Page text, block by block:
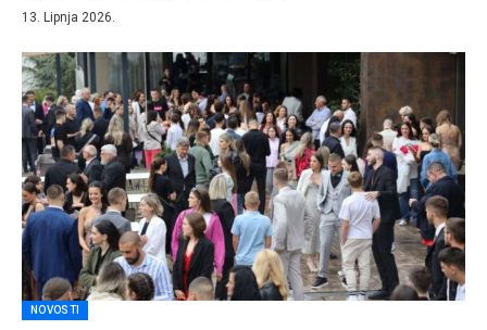
13. Lipnja 2026.
NOVOSTI